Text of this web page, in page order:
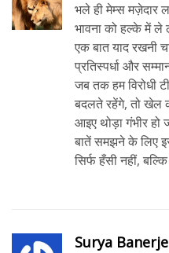
भले ही मेम्स मज़ेदार
भावना को हल्के में ले
एक बात याद रखनी
प्रतिस्पर्धा और
जब तक हम विरोधी
बदलते रहेंगे, तो खेल
आइए थोड़ा गंभीर
बातें समझने के लिए
सिर्फ हँसी नहीं,
Surya